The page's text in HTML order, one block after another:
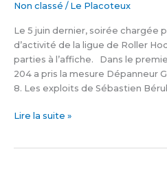
Non classé / Le Placoteux
Le 5 juin dernier, soirée chargée
d’activité de la ligue de Roller
parties à l’affiche. Dans le
204 a pris la mesure Dépanneur
8. Les exploits de Sébastien
Roller
Hockey
Ras
L’Bock
Lire la suite »